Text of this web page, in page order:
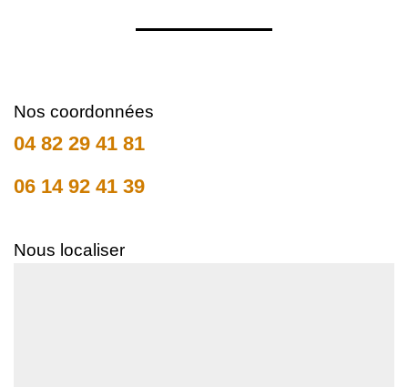
Nos coordonnées
04 82 29 41 81
06 14 92 41 39
Nous localiser